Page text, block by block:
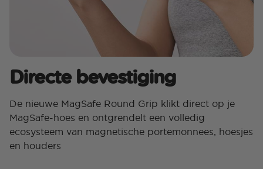
Directe bevestiging
De nieuwe MagSafe Round Grip klikt direct op je
MagSafe-hoes en ontgrendelt een volledig
ecosysteem van magnetische portemonnees, hoesjes
en houders